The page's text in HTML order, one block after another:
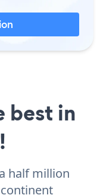
best in
half million